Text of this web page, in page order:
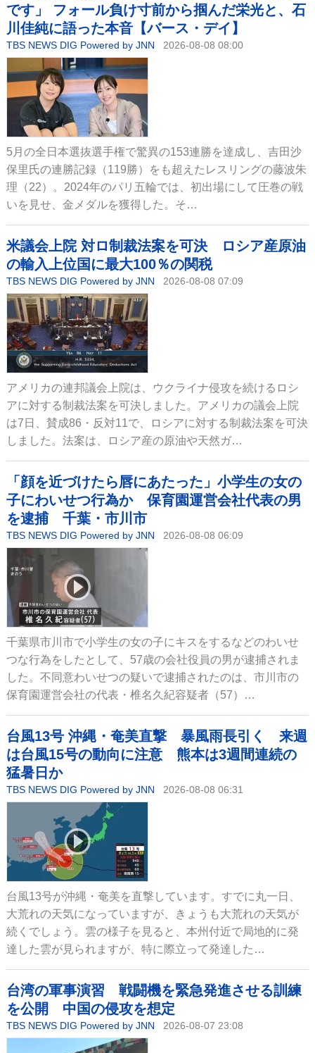
です」 フォール負け寸前から掴んだ栄光と、石
川佳純に語った本音【バース・デイ】
TBS NEWS DIG Powered by JNN 2026-08-08 08:00
5月の全日本選抜選手権で驚異の153連勝を達成し、吉田沙
保里氏の連勝記録（119勝）をも超えたレスリングの藤波朱
理（22）。2024年のパリ五輪では、初出場にして圧巻の戦
いを見せ、金メダルを獲得した。そ…
米議会上院 対ロ制裁法案を可決 ロシア産原油
の輸入上位国に最大100％の関税
TBS NEWS DIG Powered by JNN 2026-08-08 07:09
アメリカの連邦議会上院は、ウクライナ侵攻を続けるロシ
アに対する制裁法案を可決しました。アメリカの議会上院
は7日、賛成86・反対11で、ロシアに対する制裁法案を可決
しました。法案は、ロシア産の原油や天然ガ…
「顔を近づけたら唇にあたった」小学生の女の
子にわいせつ行為か 保育園運営会社代表の男
を逮捕 千葉・市川市
TBS NEWS DIG Powered by JNN 2026-08-08 06:09
千葉県市川市で小学生の女の子にキスをするなどのわいせ
つな行為をしたとして、57歳の会社役員の男が逮捕されま
した。不同意わいせつの疑いで逮捕されたのは、市川市の
保育園運営会社の代表・椎名久紀容疑者（57）…
台風13号 沖縄・奄美直撃 暴風雨長引く 来週
は台風15号の動向に注意 熊本は3週間連続の
猛暑日か
TBS NEWS DIG Powered by JNN 2026-08-08 06:31
台風13号が沖縄・奄美を直撃しています。すでに丸一日、
大荒れの天気になっていますが、きょうも大荒れの天気が
続くでしょう。雲の様子を見ると、本州付近で局地的に発
達した雲が見られますが、特に際立って発達した…
台湾の軍事演習 戦闘機を緊急発進させる訓練
を公開 中国の侵攻を想定
TBS NEWS DIG Powered by JNN 2026-08-07 23:08